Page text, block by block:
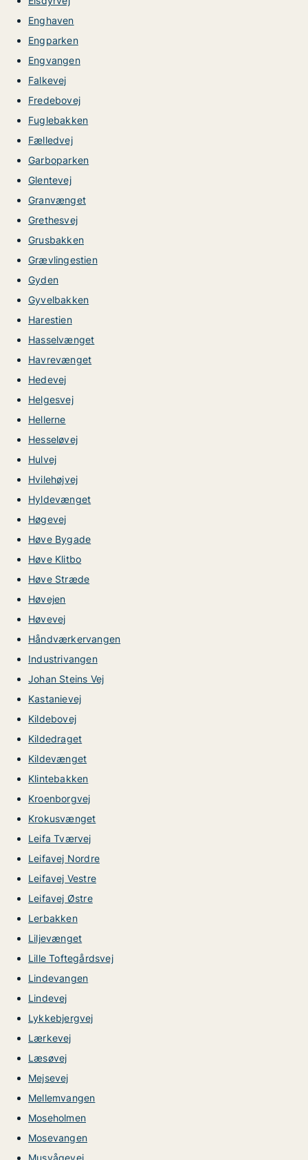
Enghaven
Engparken
Engvangen
Falkevej
Fredebovej
Fuglebakken
Fælledvej
Garboparken
Glentevej
Granvænget
Grethesvej
Grusbakken
Grævlingestien
Gyden
Gyvelbakken
Harestien
Hasselvænget
Havrevænget
Hedevej
Helgesvej
Hellerne
Hesseløvej
Hulvej
Hvilehøjvej
Hyldevænget
Høgevej
Høve Bygade
Høve Klitbo
Høve Stræde
Høvejen
Høvevej
Håndværkervangen
Industrivangen
Johan Steins Vej
Kastanievej
Kildebovej
Kildedraget
Kildevænget
Klintebakken
Kroenborgvej
Krokusvænget
Leifa Tværvej
Leifavej Nordre
Leifavej Vestre
Leifavej Østre
Lerbakken
Liljevænget
Lille Toftegårdsvej
Lindevangen
Lindevej
Lykkebjergvej
Lærkevej
Læsøvej
Mejsevej
Mellemvangen
Moseholmen
Mosevangen
Musvågevej